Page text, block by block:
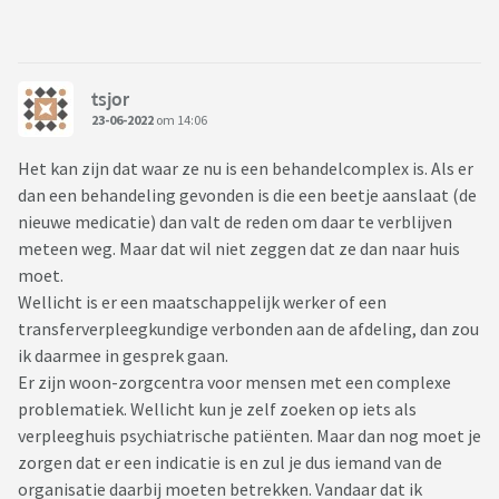
tsjor
23-06-2022 om 14:06
Het kan zijn dat waar ze nu is een behandelcomplex is. Als er
dan een behandeling gevonden is die een beetje aanslaat (de
nieuwe medicatie) dan valt de reden om daar te verblijven
meteen weg. Maar dat wil niet zeggen dat ze dan naar huis
moet.
Wellicht is er een maatschappelijk werker of een
transferverpleegkundige verbonden aan de afdeling, dan zou
ik daarmee in gesprek gaan.
Er zijn woon-zorgcentra voor mensen met een complexe
problematiek. Wellicht kun je zelf zoeken op iets als
verpleeghuis psychiatrische patiënten. Maar dan nog moet je
zorgen dat er een indicatie is en zul je dus iemand van de
organisatie daarbij moeten betrekken. Vandaar dat ik